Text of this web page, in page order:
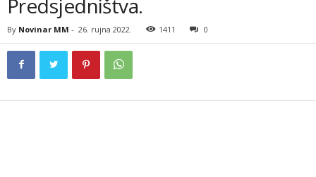
Predsjedništva.
By Novinar MM - 26. rujna 2022. 1411 0